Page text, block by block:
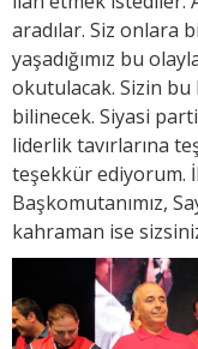
aradılar. Siz onlara
yaşadığımız bu
okutulacak. Sizin bu
bilinecek. Siyasi
liderlik tavırlarına
teşekkür ediyorum.
Başkomutanımız,
kahraman ise